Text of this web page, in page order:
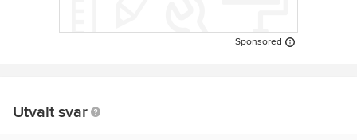
Sponsored
Utvalt svar